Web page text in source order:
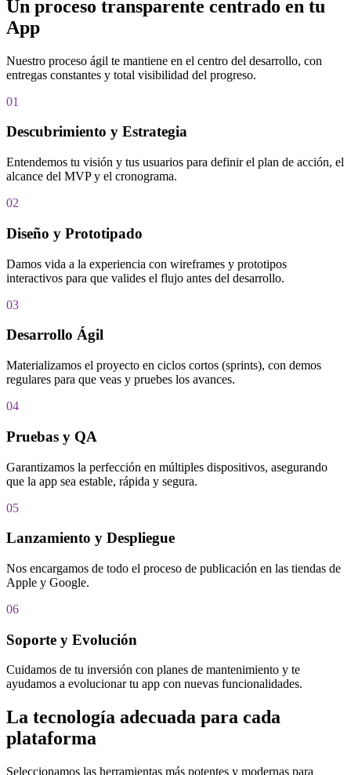
Un proceso transparente centrado en tu
App
Nuestro proceso ágil te mantiene en el centro del desarrollo, con
entregas constantes y total visibilidad del progreso.
01
Descubrimiento y Estrategia
Entendemos tu visión y tus usuarios para definir el plan de acción, el
alcance del MVP y el cronograma.
02
Diseño y Prototipado
Damos vida a la experiencia con wireframes y prototipos
interactivos para que valides el flujo antes del desarrollo.
03
Desarrollo Ágil
Materializamos el proyecto en ciclos cortos (sprints), con demos
regulares para que veas y pruebes los avances.
04
Pruebas y QA
Garantizamos la perfección en múltiples dispositivos, asegurando
que la app sea estable, rápida y segura.
05
Lanzamiento y Despliegue
Nos encargamos de todo el proceso de publicación en las tiendas de
Apple y Google.
06
Soporte y Evolución
Cuidamos de tu inversión con planes de mantenimiento y te
ayudamos a evolucionar tu app con nuevas funcionalidades.
La tecnología adecuada para cada
plataforma
Seleccionamos las herramientas más potentes y modernas para